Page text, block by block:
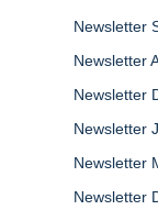
Newsletter
Newsletter
Newsletter
Newsletter
Newsletter
Newsletter